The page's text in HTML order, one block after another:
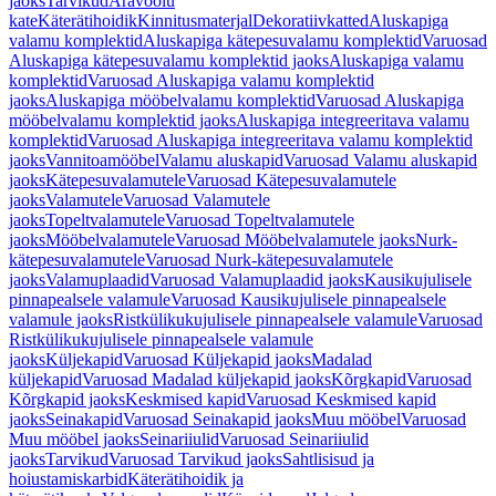
kateKäterätihoidikKinnitusmaterjalDekoratiivkattedAluskapiga
valamu komplektidAluskapiga kätepesuvalamu komplektidVaruosad
Aluskapiga kätepesuvalamu komplektid jaoksAluskapiga valamu
komplektidVaruosad Aluskapiga valamu komplektid
jaoksAluskapiga mööbelvalamu komplektidVaruosad Aluskapiga
mööbelvalamu komplektid jaoksAluskapiga integreeritava valamu
komplektidVaruosad Aluskapiga integreeritava valamu komplektid
jaoksVannitoamööbelValamu aluskapidVaruosad Valamu aluskapid
jaoksKätepesuvalamuteleVaruosad Kätepesuvalamutele
jaoksValamuteleVaruosad Valamutele
jaoksTopeltvalamuteleVaruosad Topeltvalamutele
jaoksMööbelvalamuteleVaruosad Mööbelvalamutele jaoksNurk-
kätepesuvalamuteleVaruosad Nurk-kätepesuvalamutele
jaoksValamuplaadidVaruosad Valamuplaadid jaoksKausikujulisele
pinnapealsele valamuleVaruosad Kausikujulisele pinnapealsele
valamule jaoksRistkülikukujulisele pinnapealsele valamuleVaruosad
Ristkülikukujulisele pinnapealsele valamule
jaoksKüljekapidVaruosad Küljekapid jaoksMadalad
küljekapidVaruosad Madalad küljekapid jaoksKõrgkapidVaruosad
Kõrgkapid jaoksKeskmised kapidVaruosad Keskmised kapid
jaoksSeinakapidVaruosad Seinakapid jaoksMuu mööbelVaruosad
Muu mööbel jaoksSeinariiulidVaruosad Seinariiulid
jaoksTarvikudVaruosad Tarvikud jaoksSahtlisisud ja
hoiustamiskarbidKäterätihoidik ja